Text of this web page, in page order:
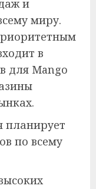
и
миру.
в
для Mango
планирует
по всему